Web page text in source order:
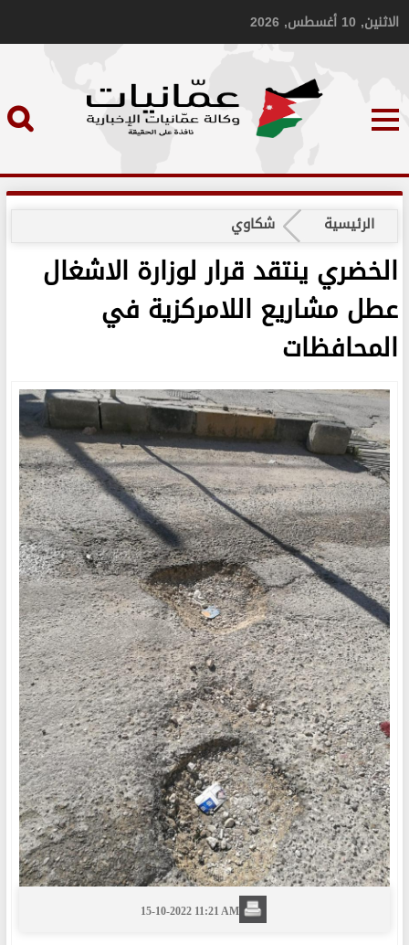
الاثنين, 10 أغسطس, 2026
الرئيسية شكاوي
الخضري ينتقد قرار لوزارة الاشغال
عطل مشاريع اللامركزية في
المحافظات
15-10-2022 11:21 AM